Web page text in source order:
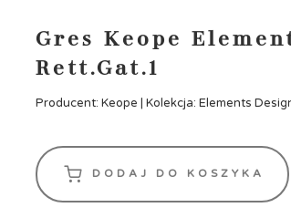
Gres Keope
Rett.Gat.1
Producent: Keope | Kolekcja: Elements
DODAJ DO KOSZYKA